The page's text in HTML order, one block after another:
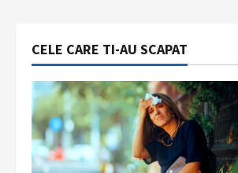
CELE CARE TI-AU SCAPAT